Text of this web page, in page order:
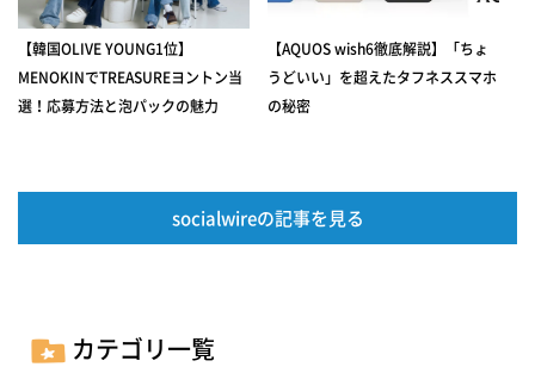
【韓国OLIVE YOUNG1位】
MENOKINでTREASUREヨントン当
選！応募方法と泡パックの魅力
【AQUOS wish6徹底解説】「ちょ
うどいい」を超えたタフネススマホ
の秘密
socialwireの記事を見る
カテゴリ一覧